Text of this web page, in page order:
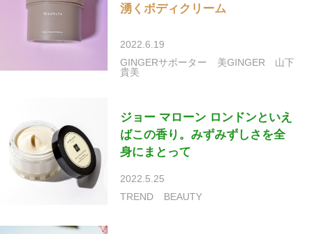
湧くボディクリーム
2022.6.19
GINGERサポーター
美GINGER
山下
貴美
ジョー マローン ロンドンといえ
ばこの香り。みずみずしさを全
身にまとって
2022.5.25
TREND
BEAUTY